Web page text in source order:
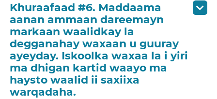
Khuraafaad #6. Maddaama
aanan ammaan dareemayn
markaan waalidkay la
degganahay waxaan u guuray
ayeyday. Iskoolka waxaa la i yiri
ma dhigan kartid waayo ma
haysto waalid ii saxiixa
warqadaha.